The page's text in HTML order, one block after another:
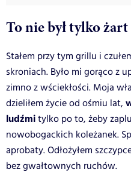
To nie był tylko żart
Stałem przy tym grillu i
skroniach. Było mi gorąco z
zimno z wściekłości. Moja
dzieliłem życie od ośmiu lat,
ludźmitylko po to, żeby
nowobogackich koleżanek.
aprobaty. Odłożyłem
bez gwałtownych ruchów.